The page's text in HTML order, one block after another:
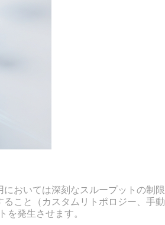
おいては深刻なスループットの制限
こと（カスタムリトポロジー、手動
発生させます。